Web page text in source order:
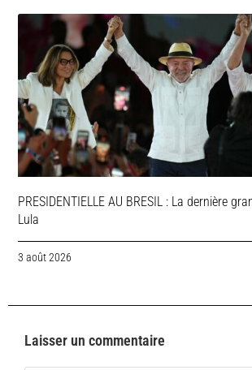
PRESIDENTIELLE AU BRESIL : La dernière
Lula
3 août 2026
Laisser un commentaire